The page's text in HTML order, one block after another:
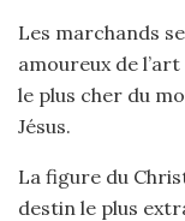
Les marchands
amoureux de
le plus cher du
Jésus.
La figure du
destin le plus